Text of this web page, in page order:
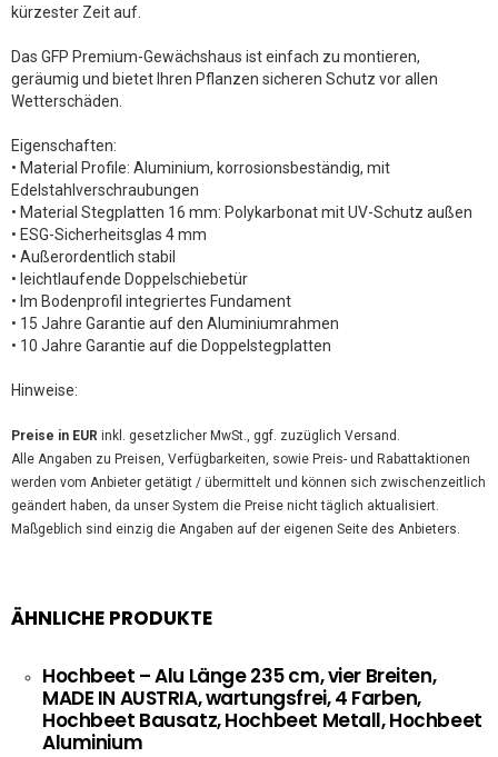
kürzester Zeit auf.
Das GFP Premium-Gewächshaus ist einfach zu montieren,
geräumig und bietet Ihren Pflanzen sicheren Schutz vor allen
Wetterschäden.
Eigenschaften:
• Material Profile: Aluminium, korrosionsbeständig, mit
Edelstahlverschraubungen
• Material Stegplatten 16 mm: Polykarbonat mit UV-Schutz außen
• ESG-Sicherheitsglas 4 mm
• Außerordentlich stabil
• leichtlaufende Doppelschiebetür
• Im Bodenprofil integriertes Fundament
• 15 Jahre Garantie auf den Aluminiumrahmen
• 10 Jahre Garantie auf die Doppelstegplatten
Hinweise:
Preise in EUR inkl. gesetzlicher MwSt., ggf. zuzüglich Versand.
Alle Angaben zu Preisen, Verfügbarkeiten, sowie Preis- und Rabattaktionen
werden vom Anbieter getätigt / übermittelt und können sich zwischenzeitlich
geändert haben, da unser System die Preise nicht täglich aktualisiert.
Maßgeblich sind einzig die Angaben auf der eigenen Seite des Anbieters.
ÄHNLICHE PRODUKTE
Hochbeet – Alu Länge 235 cm, vier Breiten,
MADE IN AUSTRIA, wartungsfrei, 4 Farben,
Hochbeet Bausatz, Hochbeet Metall, Hochbeet
Aluminium